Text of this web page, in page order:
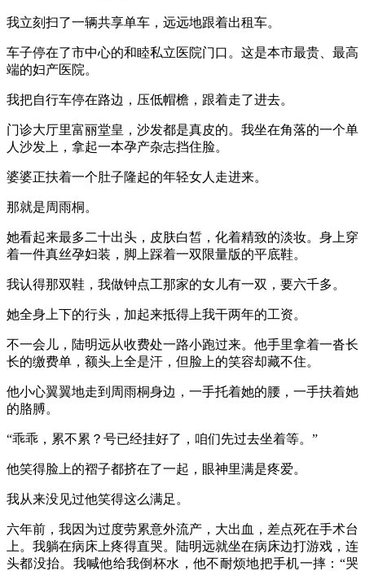
我立刻扫了一辆共享单车，远远地跟着出租车。
车子停在了市中心的和睦私立医院门口。这是本市最贵、最高
端的妇产医院。
我把自行车停在路边，压低帽檐，跟着走了进去。
门诊大厅里富丽堂皇，沙发都是真皮的。我坐在角落的一个单
人沙发上，拿起一本孕产杂志挡住脸。
婆婆正扶着一个肚子隆起的年轻女人走进来。
那就是周雨桐。
她看起来最多二十出头，皮肤白皙，化着精致的淡妆。身上穿
着一件真丝孕妇装，脚上踩着一双限量版的平底鞋。
我认得那双鞋，我做钟点工那家的女儿有一双，要六千多。
她全身上下的行头，加起来抵得上我干两年的工资。
不一会儿，陆明远从收费处一路小跑过来。他手里拿着一沓长
长的缴费单，额头上全是汗，但脸上的笑容却藏不住。
他小心翼翼地走到周雨桐身边，一手托着她的腰，一手扶着她
的胳膊。
“乖乖，累不累？号已经挂好了，咱们先过去坐着等。”
他笑得脸上的褶子都挤在了一起，眼神里满是疼爱。
我从来没见过他笑得这么满足。
六年前，我因为过度劳累意外流产，大出血，差点死在手术台
上。我躺在病床上疼得直哭。陆明远就坐在病床边打游戏，连
头都没抬。我喊他给我倒杯水，他不耐烦地把手机一摔：“哭